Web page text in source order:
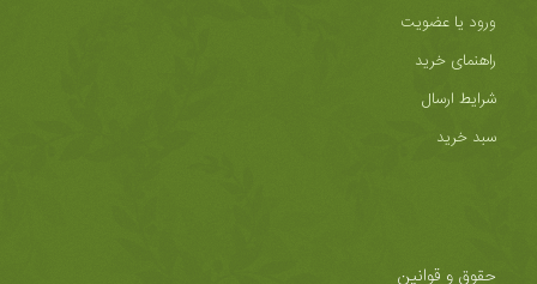
ورود یا عضویت
راهنمای خرید
شرایط ارسال
سبد خرید
حقوق و قوانین